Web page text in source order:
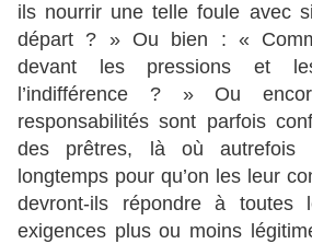
ils nourrir une telle foule avec
départ ? » Ou bien : «
devant les pressions et
l’indifférence ? » Ou
responsabilités sont parfois
des prêtres, là où autrefois
longtemps pour qu’on les leur
devront-ils répondre à toutes
exigences plus ou moins